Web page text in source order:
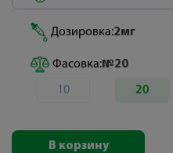
Дозировка:2мг
Фасовка:№20
10 20
В корзину